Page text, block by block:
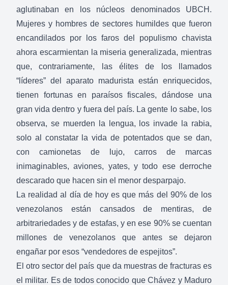
aglutinaban en los núcleos denominados UBCH.
Mujeres y hombres de sectores humildes que fueron
encandilados por los faros del populismo chavista
ahora escarmientan la miseria generalizada, mientras
que, contrariamente, las élites de los llamados
“líderes” del aparato madurista están enriquecidos,
tienen fortunas en paraísos fiscales, dándose una
gran vida dentro y fuera del país. La gente lo sabe, los
observa, se muerden la lengua, los invade la rabia,
solo al constatar la vida de potentados que se dan,
con camionetas de lujo, carros de marcas
inimaginables, aviones, yates, y todo ese derroche
descarado que hacen sin el menor desparpajo.
La realidad al día de hoy es que más del 90% de los
venezolanos están cansados de mentiras, de
arbitrariedades y de estafas, y en ese 90% se cuentan
millones de venezolanos que antes se dejaron
engañar por esos “vendedores de espejitos”.
El otro sector del país que da muestras de fracturas es
el militar. Es de todos conocido que Chávez y Maduro